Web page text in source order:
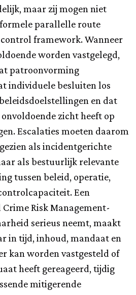
maar zij mogen niet
parallelle route
framework. Wanneer
worden vastgelegd,
patroonvorming
individuele besluiten los
en dat
zicht heeft op
Escalaties moeten daarom
als incidentgerichte
als bestuurlijk relevante
tussen beleid, operatie,
Een
Risk Management-
serieus neemt, maakt
in tijd, inhoud, mandaat en
kan worden vastgesteld of
heeft gereageerd, tijdig
mitigerende